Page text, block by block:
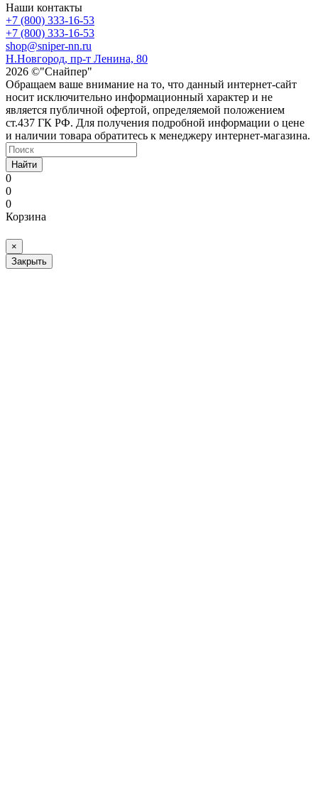
Наши контакты
+7 (800) 333-16-53
+7 (800) 333-16-53
shop@sniper-nn.ru
Н.Новгород, пр-т Ленина, 80
2026 ©"Снайпер"
Обращаем ваше внимание на то, что данный интернет-сайт
носит исключительно информационный характер и не
является публичной офертой, определяемой положением
ст.437 ГК РФ. Для получения подробной информации о цене
и наличии товара обратитесь к менеджеру интернет-магазина.
Найти
0
0
0
Корзина
×
Закрыть